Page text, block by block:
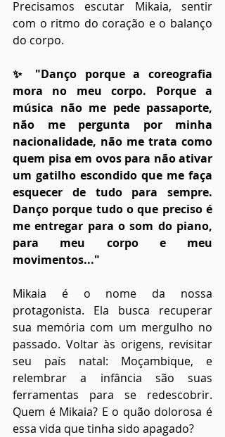
Precisamos escutar Mikaia, sentir
com o ritmo do coração e o balanço
do corpo.
✨ "Danço porque a coreografia
mora no meu corpo. Porque a
música não me pede passaporte,
não me pergunta por minha
nacionalidade, não me trata como
quem pisa em ovos para não ativar
um gatilho escondido que me faça
esquecer de tudo para sempre.
Danço porque tudo o que preciso é
me entregar para o som do piano,
para meu corpo e meu
movimentos..."
Mikaia é o nome da nossa
protagonista. Ela busca recuperar
sua memória com um mergulho no
passado. Voltar às origens, revisitar
seu país natal: Moçambique, e
relembrar a infância são suas
ferramentas para se redescobrir.
Quem é Mikaia? E o quão dolorosa é
essa vida que tinha sido apagado?